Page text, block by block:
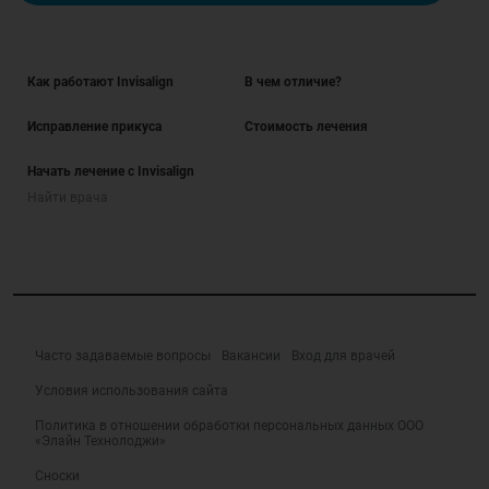
Как работают Invisalign В чем отличие?
Исправление прикуса Стоимость лечения
Начать лечение с Invisalign
Часто задаваемые вопросы Вакансии Вход для врачей
Условия использования сайта
Политика в отношении обработки персональных данных ООО
«Элайн Технолоджи»
Сноски